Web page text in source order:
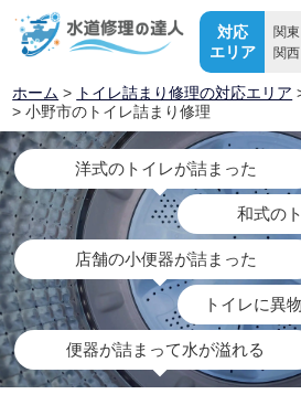
対応
エリア
関
関
ホーム > トイレ詰まり修理の対応エリア
> 小野市のトイレ詰まり修理
洋式のトイレが詰まった
和式の
店舗の小便器が詰まった
トイレに異
便器が詰まって水が溢れる